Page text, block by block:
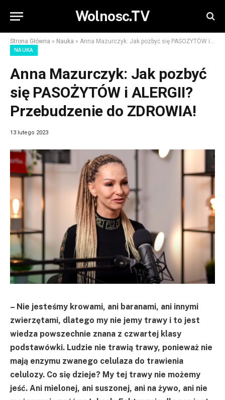
Wolnosc.TV
Strona Główna » Nauka » Anna Mazurczyk: Jak pozbyć się PASOŻYTÓW i ALERGII? Przebudzenie do ZDROWIA!
NAUKA
Anna Mazurczyk: Jak pozbyć
się PASOŻYTÓW i ALERGII?
Przebudzenie do ZDROWIA!
13 lutego 2023
– Nie jesteśmy krowami, ani baranami, ani innymi
zwierzętami, dlatego my nie jemy trawy i to jest
wiedza powszechnie znana z czwartej klasy
podstawówki. Ludzie nie trawią trawy, ponieważ nie
mają enzymu zwanego celulaza do trawienia
celulozy. Co się dzieje? My tej trawy nie możemy
jeść. Ani mielonej, ani suszonej, ani na żywo, ani nie